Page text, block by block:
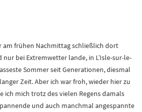
am frühen Nachmittag schließlich dort
bei Extremwetter lande, in L’Isle-sur-le-
Sommer seit Generationen, diesmal
Zeit. Aber ich war froh, wieder hier zu
ich mich trotz des vielen Regens damals
und auch manchmal angespannte